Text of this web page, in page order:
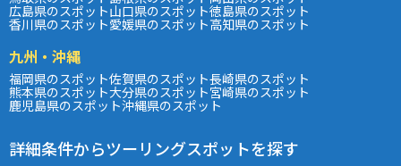
広島県のスポット山口県のスポット徳島県のスポット
香川県のスポット愛媛県のスポット高知県のスポット
九州・沖縄
福岡県のスポット佐賀県のスポット長崎県のスポット
熊本県のスポット大分県のスポット宮崎県のスポット
鹿児島県のスポット沖縄県のスポット
詳細条件からツーリングスポットを探す